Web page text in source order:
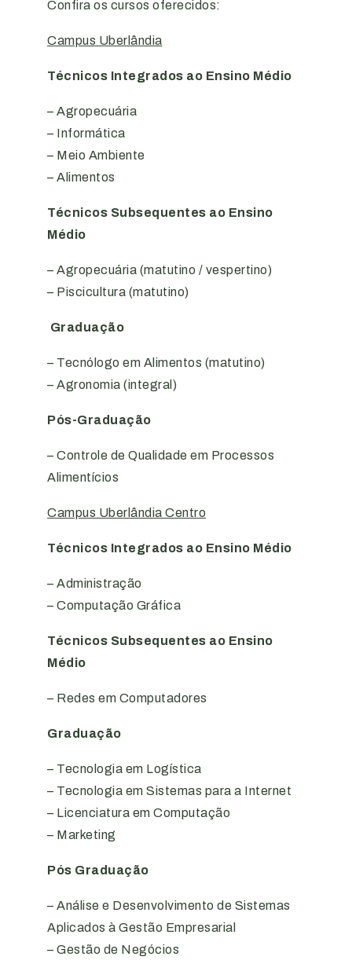
Confira os cursos oferecidos:
Campus Uberlândia
Técnicos Integrados ao Ensino Médio
– Agropecuária
– Informática
– Meio Ambiente
– Alimentos
Técnicos Subsequentes ao Ensino
Médio
– Agropecuária (matutino / vespertino)
– Piscicultura (matutino)
Graduação
– Tecnólogo em Alimentos (matutino)
– Agronomia (integral)
Pós-Graduação
– Controle de Qualidade em Processos
Alimentícios
Campus Uberlândia Centro
Técnicos Integrados ao Ensino Médio
– Administração
– Computação Gráfica
Técnicos Subsequentes ao Ensino
Médio
– Redes em Computadores
Graduação
– Tecnologia em Logística
– Tecnologia em Sistemas para a Internet
– Licenciatura em Computação
– Marketing
Pós Graduação
– Análise e Desenvolvimento de Sistemas
Aplicados à Gestão Empresarial
– Gestão de Negócios